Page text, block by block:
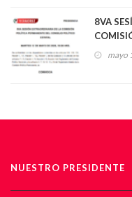
8VA
mayo
NUESTRO PRESIDENTE